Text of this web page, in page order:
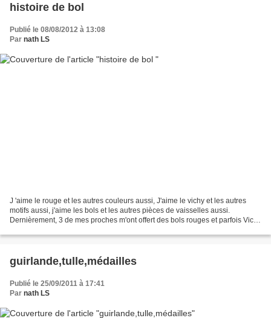
histoire de bol
Publié le 08/08/2012 à 13:08
Par nath LS
J 'aime le rouge et les autres couleurs aussi, J'aime le vichy et les autres
motifs aussi, j'aime les bols et les autres pièces de vaisselles aussi.
Dernièrement, 3 de mes proches m'ont offert des bols rouges et parfois Vichy
guirlande,tulle,médailles
Publié le 25/09/2011 à 17:41
Par nath LS